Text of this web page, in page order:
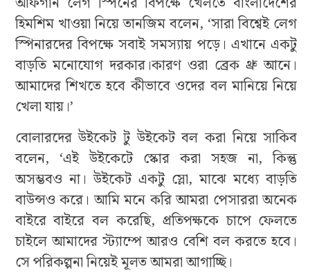
হিমশিম খাওয়া নিয়ে তানজিম বলেন, ‘সারা বিশ্বেই লেগ
স্পিনারদের বিপক্ষে সবাই সমস্যায় পড়ে। এখানে একটু
বাড়তি মনোযোগ দরকার।কারণ ওরা ব্রেক থ্রু আনে।
আমাদের শিখতে হবে কীভাবে ওদের বল মানিয়ে নিয়ে
খেলা যায়।’
বোলারদের উইকেট টু উইকেট বল করা নিয়ে সাকিব
বলেন, ‘এই উইকেটে স্কোর করা সহজ না, কিন্তু
অসম্ভবও না। উইকেট একটু স্লো, মাঝে মধ্যে বাড়তি
বাউন্সও করে। আমি মনে করি আমরা পেসাররা অনেক
বাইরে বাইরে বল করেছি, প্রতিপক্ষকে চাপে ফেলতে
চাইলে আমাদের স্ট্যাম্পে আরও বেশি বল করতে হবে।
সে পরিকল্পনা নিয়েই মূলত আমরা আগাচ্ছি।